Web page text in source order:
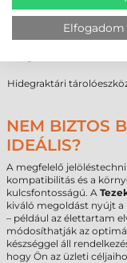
műanyag (PE, PP)
Fém és festett fém
Hidegraktári
NEM BIZTOS
IDEÁLIS?
A megfelelő
kompatibilitás és a
kulcsfontosságú. A
kiváló megoldást nyújt a
– például az élettartam
módosíthatják az
készséggel áll
hogy Ön az üzleti
Elfogadom